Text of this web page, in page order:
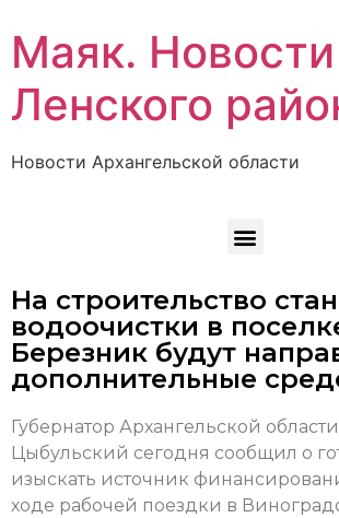
Маяк. Новости
Ленского
Новости Архангельской области
На строительство
водоочистки в
Березник будут
дополнительные
Губернатор Архангельской
Цыбульский сегодня сообщил о
изыскать источник
ходе рабочей поездки в